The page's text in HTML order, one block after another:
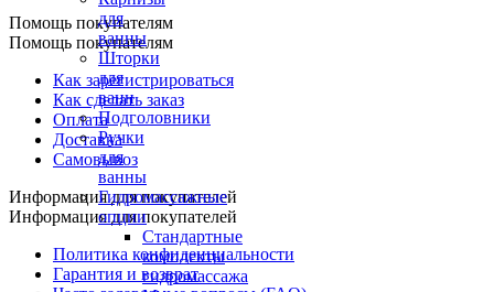
для
ванны
Шторки
для
ванн
Подголовники
Ручки
для
ванны
Гидромассажные
опции
Стандартные
комплекты
гидромассажа
Помощь покупателям
Помощь покупателям
Как зарегистрироваться
Как сделать заказ
Оплата
Доставка
Самовывоз
Информация для покупателей
Информация для покупателей
Политика конфиденциальности
Гарантия и возврат